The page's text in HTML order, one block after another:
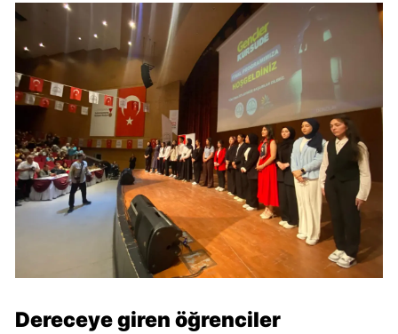
Dereceye giren öğrenciler